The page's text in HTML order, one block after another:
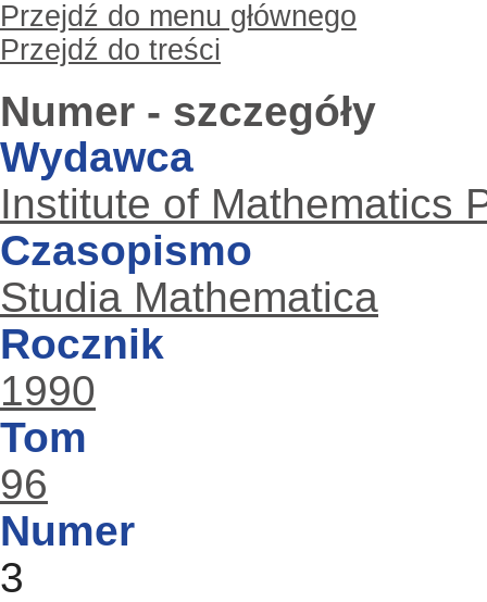
Przejdź do menu głównego
Przejdź do treści
Numer - szczegóły
Wydawca
Institute of Mathematics
Czasopismo
Studia Mathematica
Rocznik
1990
Tom
96
Numer
3